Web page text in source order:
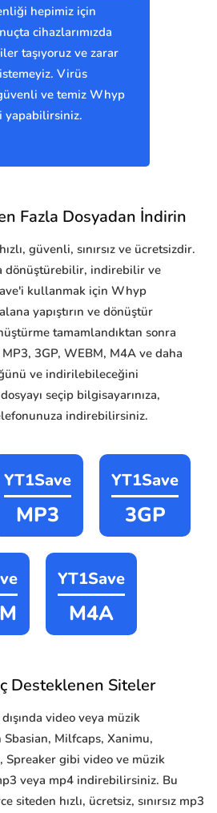
hepimiz için
cihazlarımızda
taşıyoruz ve zarar
Virüs
ve temiz Whyp
yapabilirsiniz.
Fazla Dosyadan İndirin
güvenli, sınırsız ve ücretsizdir.
dönüştürebilir, indirebilir ve
kullanmak için Whyp
yapıştırın ve dönüştür
tamamlandıktan sonra
3GP, WEBM, M4A ve daha
ve indirilebileceğini
seçip bilgisayarınıza,
indirebilirsiniz.
YT1Save
MP3
YT1Save
3GP
YT1Save
M4A
Desteklenen Siteler
video veya müzik
Milfcaps, Xanimu,
gibi video ve müzik
veya mp4 indirebilirsiniz. Bu
siteden hızlı, ücretsiz, sınırsız mp3